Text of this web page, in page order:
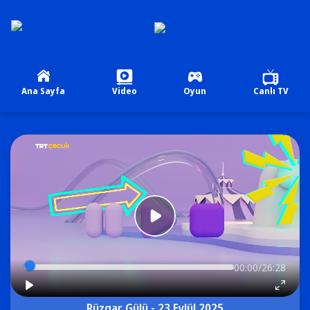
Ana Sayfa Video Oyun Canlı TV
00:00/26:28